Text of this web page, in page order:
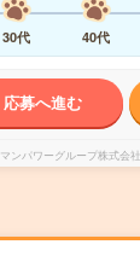
30代 40代
応募へ進む
マンパワーグループ株式会社